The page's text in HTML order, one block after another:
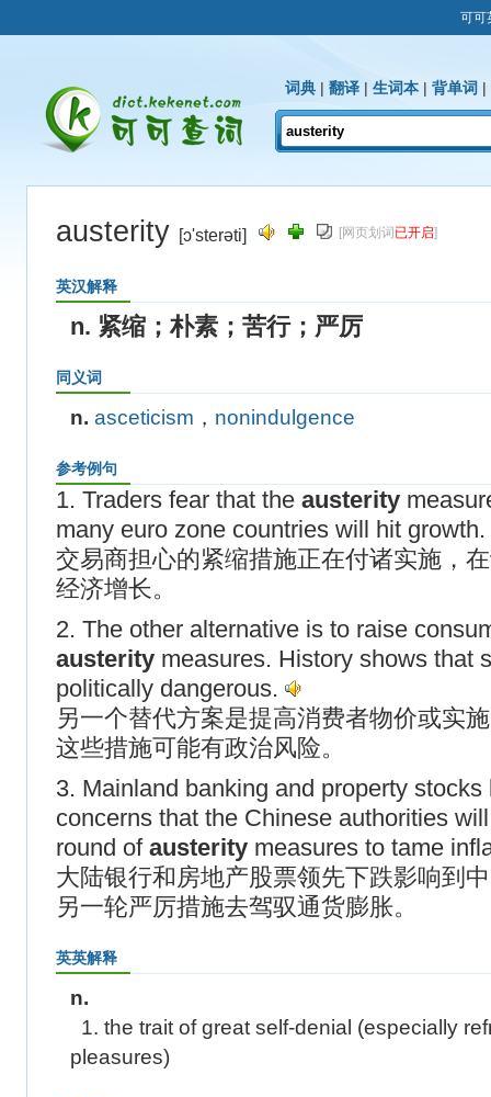
可可
词典 | 翻译 | 生词本 | 背单词 |
austerity [ɔ'sterəti] [网页划词 已开启]
英汉解释
n. 紧缩；朴素；苦行；严厉
同义词
n. asceticism ， nonindulgence
参考例句
1. Traders fear that the austerity
many euro zone countries will hit growth.
交易商担心的紧缩措施正在付诸实施，
经济增长。
2. The other alternative is to raise
austerity measures. History shows that
politically dangerous.
另一个替代方案是提高消费者物价或实
这些措施可能有政治风险。
3. Mainland banking and property
concerns that the Chinese authorities
round of austerity measures to tame
大陆银行和房地产股票领先下跌影响到
另一轮严厉措施去驾驭通货膨胀。
英英解释
n.
1. the trait of great self-denial (especially
pleasures)